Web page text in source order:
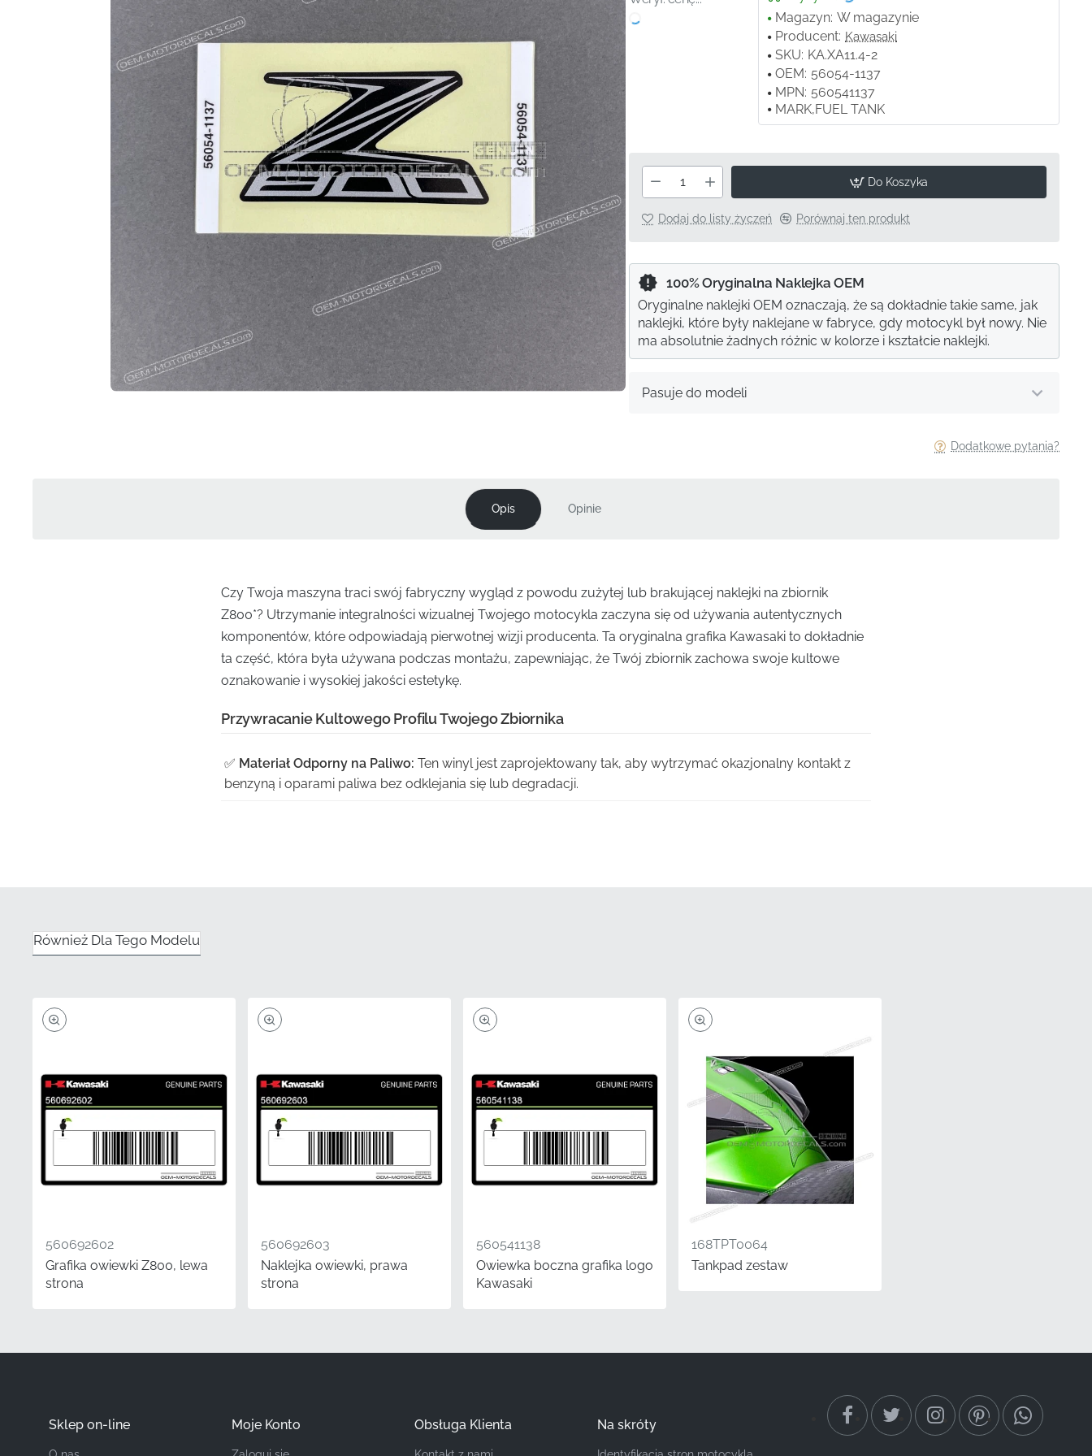
Magazyn: W magazynie
Producent: Kawasaki
SKU: KA.XA11.4-2
OEM: 56054-1137
MPN: 560541137
MARK,FUEL TANK
Do Koszyka
Dodaj do listy życzeń Porównaj ten produkt
Dodatkowe pytania?
Pasuje do modeli
100% Oryginalna Naklejka OEM
Oryginalne naklejki OEM oznaczają, że są dokładnie takie same, jak
naklejki, które były naklejane w fabryce, gdy motocykl był nowy. Nie
ma absolutnie żadnych różnic w kolorze i kształcie naklejki.
Opis Opinie
Czy Twoja maszyna traci swój fabryczny wygląd z powodu zużytej lub brakującej naklejki na zbiornik
Z800*? Utrzymanie integralności wizualnej Twojego motocykla zaczyna się od używania autentycznych
komponentów, które odpowiadają pierwotnej wizji producenta. Ta oryginalna grafika Kawasaki to dokładnie
ta część, która była używana podczas montażu, zapewniając, że Twój zbiornik zachowa swoje kultowe
oznakowanie i wysokiej jakości estetykę.
Przywracanie Kultowego Profilu Twojego Zbiornika
✅ Materiał Odporny na Paliwo: Ten winyl jest zaprojektowany tak, aby wytrzymać okazjonalny kontakt z
benzyną i oparami paliwa bez odklejania się lub degradacji.
zapewniając spokój ducha i długoterminową trwałość.
Numer Części (MPN) 560541137
Producent Kawasaki
Grafika
Jeśli chodzi o konserwację Twojego motocykla, wybór oryginalnego emblematu lub naklejki Kawasaki
Czy ta oryginalna część jest objęta gwarancją producenta?
Również Dla Tego Modelu
560692602
Grafika owiewki Z800, lewa
strona
560692603
Naklejka owiewki, prawa
strona
560541138
Owiewka boczna grafika logo
Kawasaki
168TPT0064
Tankpad zestaw
Sklep on-line Moje Konto Obsługa Klienta Na skróty